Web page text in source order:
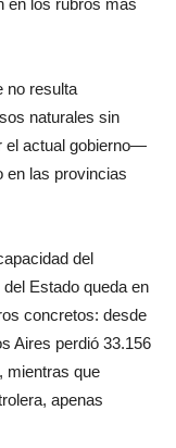
en los rubros más
no resulta
naturales sin
el actual gobierno—
en las provincias
del
Estado queda en
concretos: desde
Aires perdió 33.156
mientras que
apenas